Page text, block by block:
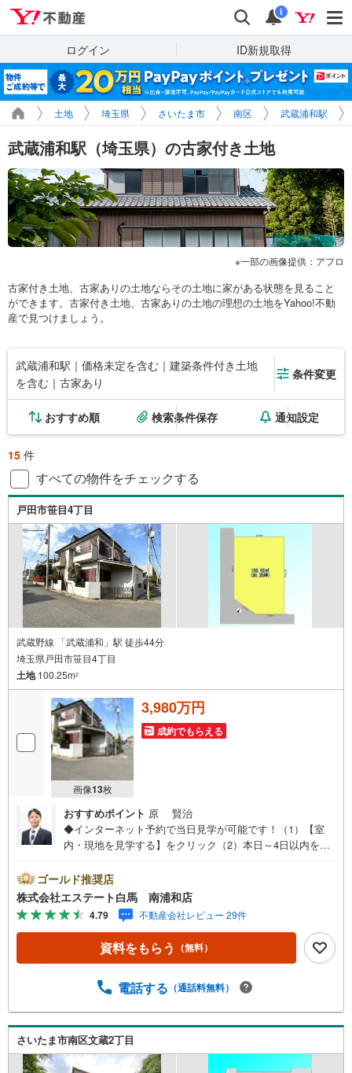
検索 通知
i
ログイン ID新規取得
土地 埼玉県 さいたま市 南区 武蔵浦和駅
武蔵浦和駅（埼玉県）の古家付き土地
一部の画像提供：アフロ
古家付き土地、古家ありの土地ならその土地に家がある状態を見ること
ができます。古家付き土地、古家ありの土地の理想の土地をYahoo!不動
産で見つけましょう。
武蔵浦和駅｜価格未定を含む｜建築条件付き土地
を含む｜古家あり
条件変更
おすすめ順 検索条件保存 通知設定
15 件
すべての物件をチェックする
戸田市笹目4丁目
武蔵野線 「武蔵浦和」駅 徒歩44分
埼玉県戸田市笹目4丁目
土地100.25m2
画像13枚
3,980万円
成約でもらえる
おすすめポイント 原 賢治
◆インターネット予約で当日見学が可能です！（1）【室
内・現地を見学する】をクリック（2）本日～4日以内をご
ください。◆10:00～21:00はお電話でのお問い合わせがス
ムーズです。●南6m・西6m・公道●角地●建築条件なしでお
好きなハウスメーカーで建築可【Yahoo！ 不動産キャンペ
ーン対象店舗です】 当店で物件を成約するとPayPayボー
ナスをプレゼント！◆エステート白馬の5大サポート◆1.F
P相談サポート社外のファイナンシャルプランナーと資金
住宅は半年の設備修理サービスが無料で付帯3.注文住宅
家」のご提案可能4.見学時、建築士同行サービス目視検査
やリフォーム費用をお伝えするなどの無料サービス5.お引
渡し後もしっかりサポートCSサポート室がお引渡し後のお
悩みもしっかりサポートします
ゴールド推奨店
株式会社エステート白馬 南浦和店
4.79 不動産会社レビュー 29件
資料をもらう （無料）
電話する （通話料無料）
さいたま市南区文蔵2丁目